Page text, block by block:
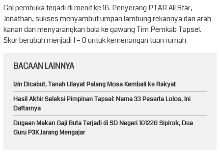
Gol pembuka terjadi di menit ke 16. Penyerang PTAR All Star,
Jonathan, sukses menyambut umpan lambung rekannya dari arah
kanan dan menyarangkan bola ke gawang Tim Pemkab Tapsel.
Skor berubah menjadi 1 – 0 untuk kemenangan tuan rumah.
BACAAN LAINNYA
Izin Dicabut, Tanah Ulayat Palang Mosa Kembali ke Rakyat
Hasil Akhir Seleksi Pimpinan Tapsel: Nama 33 Peserta Lolos, Ini
Daftarnya
Dugaan Makan Gaji Buta Terjadi di SD Negeri 101228 Sipirok, Dua
Guru P3K Jarang Mengajar